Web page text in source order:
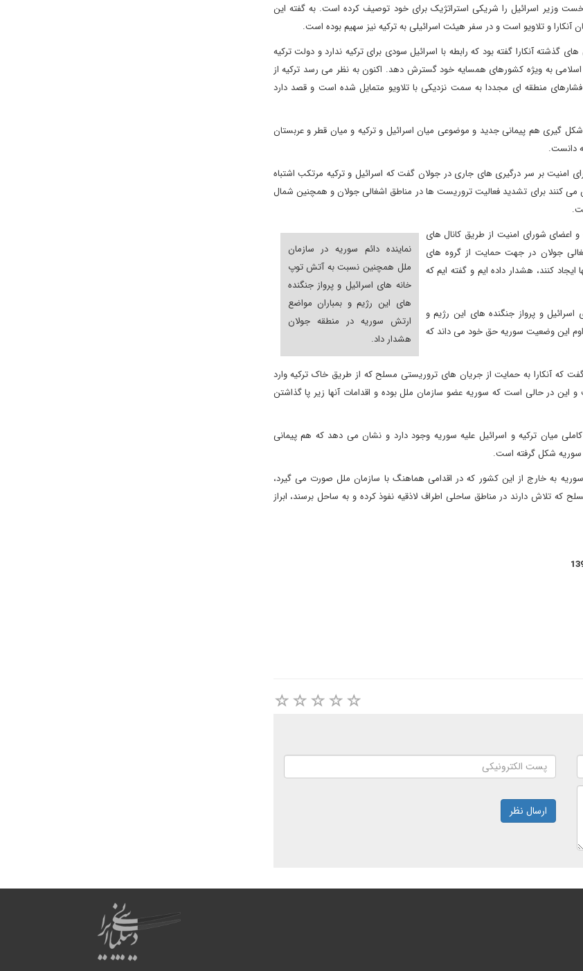
وزیر اسرائیل را شریکی استراتژیک برای خود توصیف کرده است. به گفته این
آنکارا و تلاویو است و در سفر هیئت اسرائیلی به ترکیه نیز سهیم بوده است.
آنکارا گفته بود که رابطه با اسرائیل سودی برای ترکیه ندارد و دولت ترکیه
به ویژه کشورهای همسایه خود گسترش دهد. اکنون به نظر می رسد ترکیه از
منطقه ای مجددا به سمت نزدیکی با تلاویو متمایل شده است و قصد دارد
گیری هم پیمانی جدید و موضوعی میان اسرائیل و ترکیه و میان قطر و عربستان
دانست.
بر سر درگیری های جاری در جولان گفت که اسرائیل و ترکیه مرتکب اشتباه
کنند برای تشدید فعالیت تروریست ها در مناطق اشغالی جولان و همچنین شمال
نماینده دائم سوریه در سازمان
ملل همچنین نسبت به آتش توپ
خانه های اسرائیل و پرواز جنگنده
های این رژیم و بمباران مواضع
ارتش سوریه در منطقه جولان
هشدار داد.
امنیت و اعضای شورای امنیت از طریق کانال های
جولان در جهت حمایت از گروه های
کنند، هشدار داده ایم و گفته ایم که
و پرواز جنگنده های این رژیم و
این وضعیت سوریه حق خود می داند که
که آنکارا به حمایت از جریان های تروریستی مسلح که از طریق خاک ترکیه وارد
در حالی است که سوریه عضو سازمان ملل بوده و اقدامات آنها زیر پا گذاشتن
میان ترکیه و اسرائیل علیه سوریه وجود دارد و نشان می دهد که هم پیمانی
سوریه شکل گرفته است.
به خارج از این کشور که در اقدامی هماهنگ با سازمان ملل صورت می گیرد،
تلاش دارند در مناطق ساحلی اطراف لاذقیه نفوذ کرده و به ساحل برسند، ابراز
ارسال نظر